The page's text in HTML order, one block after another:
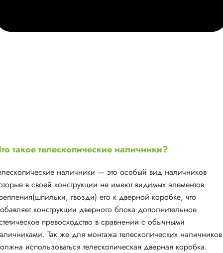
такое телескопические наличники?
наличники — это особый вид наличников
в своей конструкции не имеют видимых элементов
гвозди) его к дверной коробке, что
конструкции дверного блока дополнительное
превосходство в сравнении с обычными
Так же для монтажа телескопических наличников
использоваться телескопическая дверная коробка.